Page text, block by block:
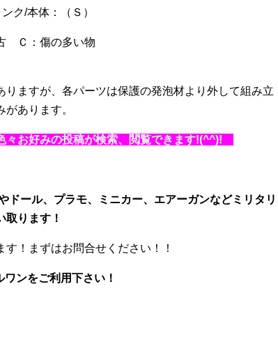
ク/本体：（Ｓ）
Ｃ：傷の多い物
ますが、各パーツは保護の発泡材より外して組み立
あります。
々お好みの投稿が検索、閲覧できます!(^^)!
ドール、プラモ、ミニカー、エアーガンなどミリタリ
取ります！
！まずはお問合せください！！
ンをご利用下さい！